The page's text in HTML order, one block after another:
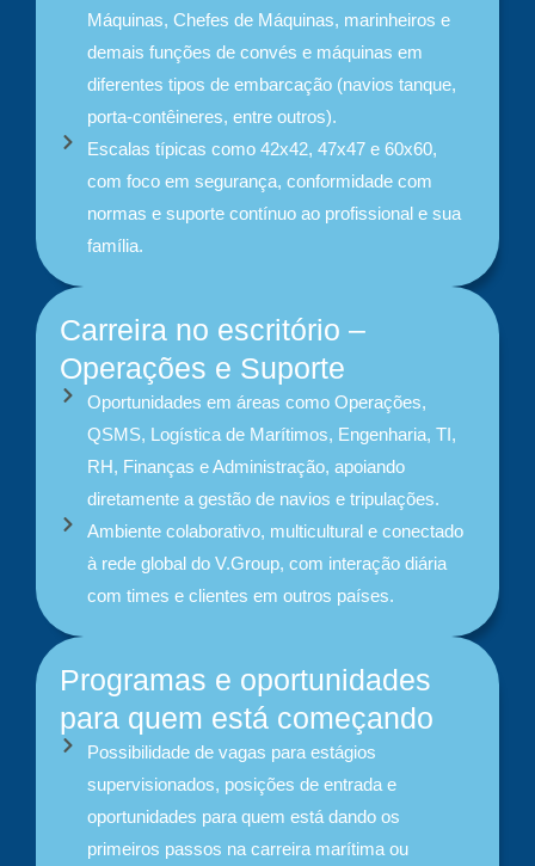
Máquinas, Chefes de Máquinas, marinheiros e
demais funções de convés e máquinas em
diferentes tipos de embarcação (navios tanque,
porta-contêineres, entre outros).
Escalas típicas como 42x42, 47x47 e 60x60,
com foco em segurança, conformidade com
normas e suporte contínuo ao profissional e sua
família.
Carreira no escritório –
Operações e Suporte
Oportunidades em áreas como Operações,
QSMS, Logística de Marítimos, Engenharia, TI,
RH, Finanças e Administração, apoiando
diretamente a gestão de navios e tripulações.
Ambiente colaborativo, multicultural e conectado
à rede global do V.Group, com interação diária
com times e clientes em outros países.
Programas e oportunidades
para quem está começando
Possibilidade de vagas para estágios
supervisionados, posições de entrada e
oportunidades para quem está dando os
primeiros passos na carreira marítima ou